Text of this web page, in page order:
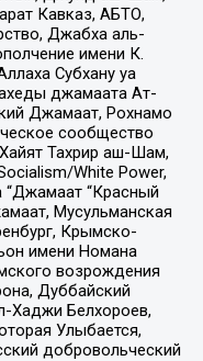
Кавказ, АБТО,
Джабха аль-
имени К.
Субхану уа
джамаата Ат-
Джамаат, Рохнамо
сообщество
Тахрир аш-Шам,
White Power,
“Джамаат “Красный
Мусульманская
Крымско-
имени Номана
возрождения
Дуббайский
Хаджи Белхороев,
Улыбается,
добровольческий